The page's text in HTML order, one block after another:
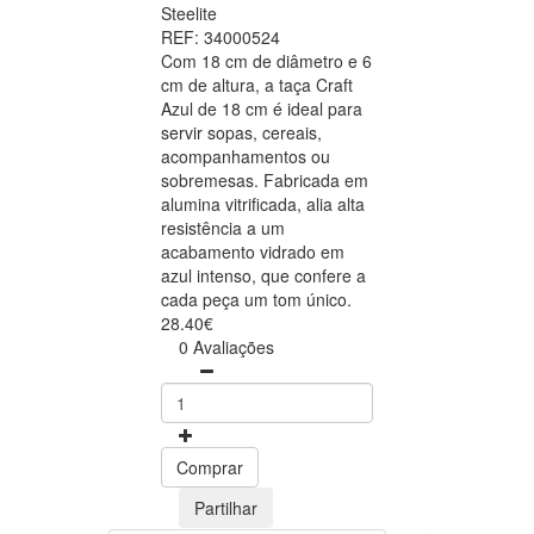
Steelite
REF: 34000524
Com 18 cm de diâmetro e 6
cm de altura, a taça Craft
Azul de 18 cm é ideal para
servir sopas, cereais,
acompanhamentos ou
sobremesas. Fabricada em
alumina vitrificada, alia alta
resistência a um
acabamento vidrado em
azul intenso, que confere a
cada peça um tom único.
28.40€
0 Avaliações
Comprar
Partilhar